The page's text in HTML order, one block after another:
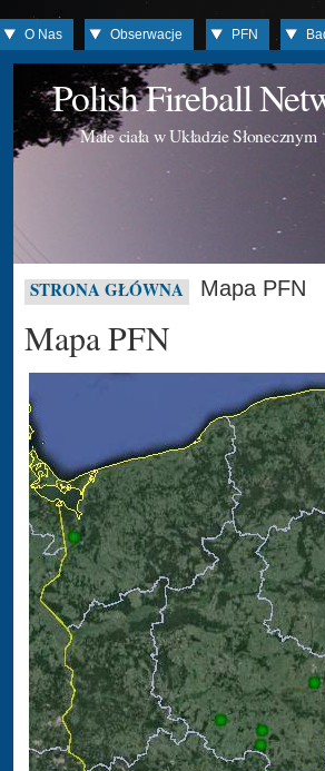
O Nas Obserwacje PFN
Polish Fireball
Małe ciała w Układzie Słonecznym
STRONA GŁÓWNA Mapa PFN
Mapa PFN